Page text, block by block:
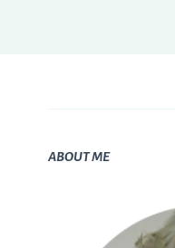
ABOUT ME